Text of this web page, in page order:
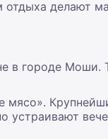
делают
городе Моши.
мясо».
устраивают